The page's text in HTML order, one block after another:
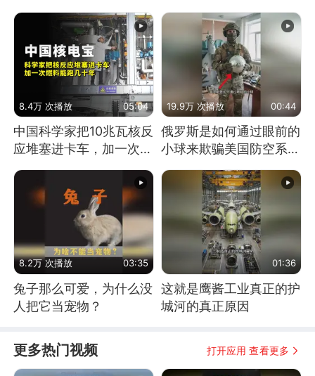
始？
8.4万 次播放 05:04
中国科学家把10兆瓦核反
应堆塞进卡车，加一次燃
19.9万 次播放 00:44
俄罗斯是如何通过眼前的
小球来欺骗美国防空系统
8.2万 次播放 03:35
兔子那么可爱，为什么没
人把它当宠物？
01:36
这就是鹰酱工业真正的护
城河的真正原因
更多热门视频 打开应用 查看更多